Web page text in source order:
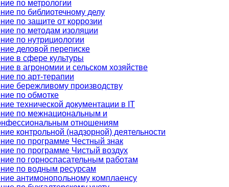
по метрологии
по библиотечному делу
по защите от коррозии
по методам изоляции
по нутрициологии
деловой переписке
в сфере культуры
в агрономии и сельском хозяйстве
по арт-терапии
бережливому производству
по обмотке
технической документации в IT
по межнациональным и
отношениям
контрольной (надзорной) деятельности
по программе Честный знак
по программе Чистый воздух
по горноспасательным работам
по водным ресурсам
антимонопольному комплаенсу